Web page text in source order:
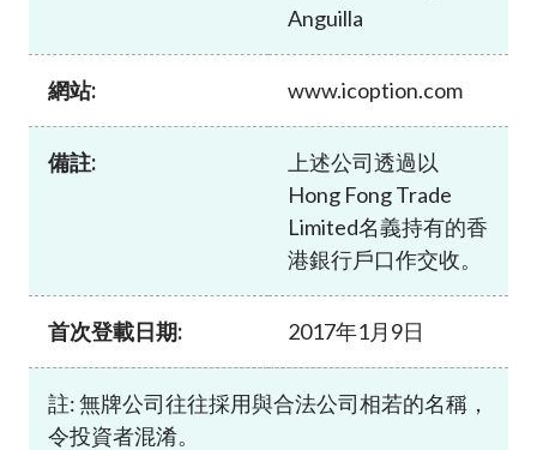
Anguilla
網站: www.icoption.com
備註:
上述公司透過以
Hong Fong Trade
Limited名義持有的香
港銀行戶口作交收。
首次登載日期: 2017年1月9日
註: 無牌公司往往採用與合法公司相若的名稱，
令投資者混淆。